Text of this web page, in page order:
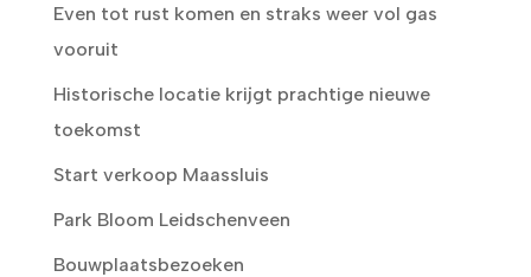
Even tot rust komen en straks weer vol gas
vooruit
Historische locatie krijgt prachtige nieuwe
toekomst
Start verkoop Maassluis
Park Bloom Leidschenveen
Bouwplaatsbezoeken